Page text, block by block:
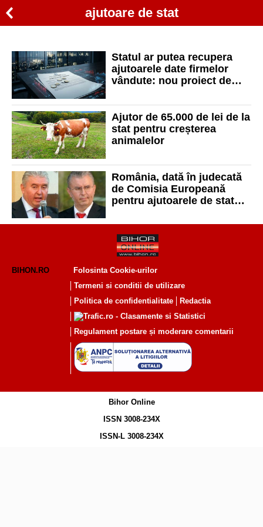
ajutoare de stat
Statul ar putea recupera
ajutoarele date firmelor
vândute: nou proiect de
Ajutor de 65.000 de lei de la
stat pentru creșterea
animalelor
România, dată în judecată
de Comisia Europeană
pentru ajutoarele de stat
BIHON.RO
Folosinta Cookie-urilor
Termeni si conditii de utilizare
Politica de confidentialitate
Redactia
Regulament postare și moderare comentarii
Bihor Online
ISSN 3008-234X
ISSN-L 3008-234X